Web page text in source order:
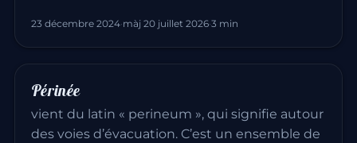
23 décembre 2024·màj 20 juillet 2026·3 min
Périnée
vient du latin « perineum », qui signifie autour
des voies d’évacuation. C’est un ensemble de